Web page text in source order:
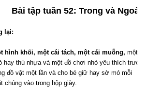
Bài tập tuần 52: Trong và Ngoài
lại:
hình khối, một cái tách, một cái muỗng, một
hay thú nhựa và một đồ chơi nhỏ yêu thích trước
đồ vật một lần và cho bé giữ hay sờ mó mỗi
chúng vào trong hộp giày.